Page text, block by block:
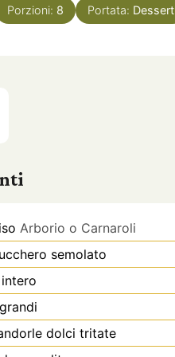
u
Porzioni: 8 Portata: Dessert
Arborio o Carnaroli
semolato
dolci tritate